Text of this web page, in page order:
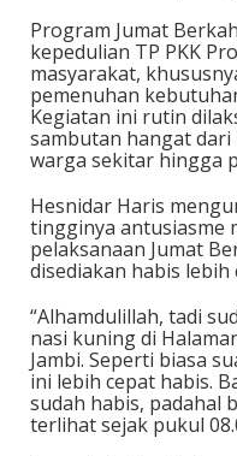
Program Jumat
kepedulian TP PKK
masyarakat,
pemenuhan
Kegiatan ini rutin
sambutan hangat
warga sekitar hingga
Hesnidar Haris
tingginya antusiasme
pelaksanaan Jumat
disediakan habis lebih
“Alhamdulillah, tadi
nasi kuning di
Jambi. Seperti biasa
ini lebih cepat habis.
sudah habis, padahal
terlihat sejak pukul